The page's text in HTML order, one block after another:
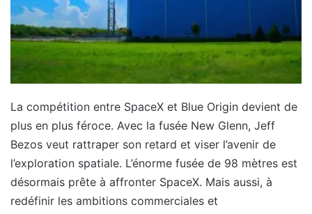
La compétition entre SpaceX et Blue Origin devient de
plus en plus féroce. Avec la fusée New Glenn, Jeff
Bezos veut rattraper son retard et viser l’avenir de
l’exploration spatiale. L’énorme fusée de 98 mètres est
désormais prête à affronter SpaceX. Mais aussi, à
redéfinir les ambitions commerciales et